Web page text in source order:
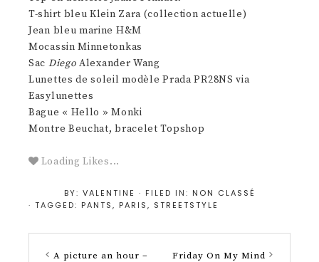
T-shirt bleu Klein Zara (collection actuelle)
Jean bleu marine H&M
Mocassin Minnetonkas
Sac Diego Alexander Wang
Lunettes de soleil modèle PradaPR28NS via
Easylunettes
Bague « Hello » Monki
Montre Beuchat, bracelet Topshop
Loading Likes...
BY: VALENTINE · FILED IN: NON CLASSÉ
· TAGGED: PANTS, PARIS, STREETSTYLE
A picture an hour –
Friday On My Mind